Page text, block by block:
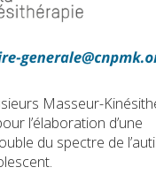
Masseur-
l’élaboration d’une
du spectre de